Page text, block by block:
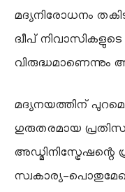
മദ്യനിരോധനം
ദ്വീപ്
വിരുദ്ധമാണെന്നും
മദ്യനയത്തിന് പുറമെ
ഗുരുതരമായ
അഡ്മിനിസ്ട്രേഷന്റെ
സ്വകാര്യ-